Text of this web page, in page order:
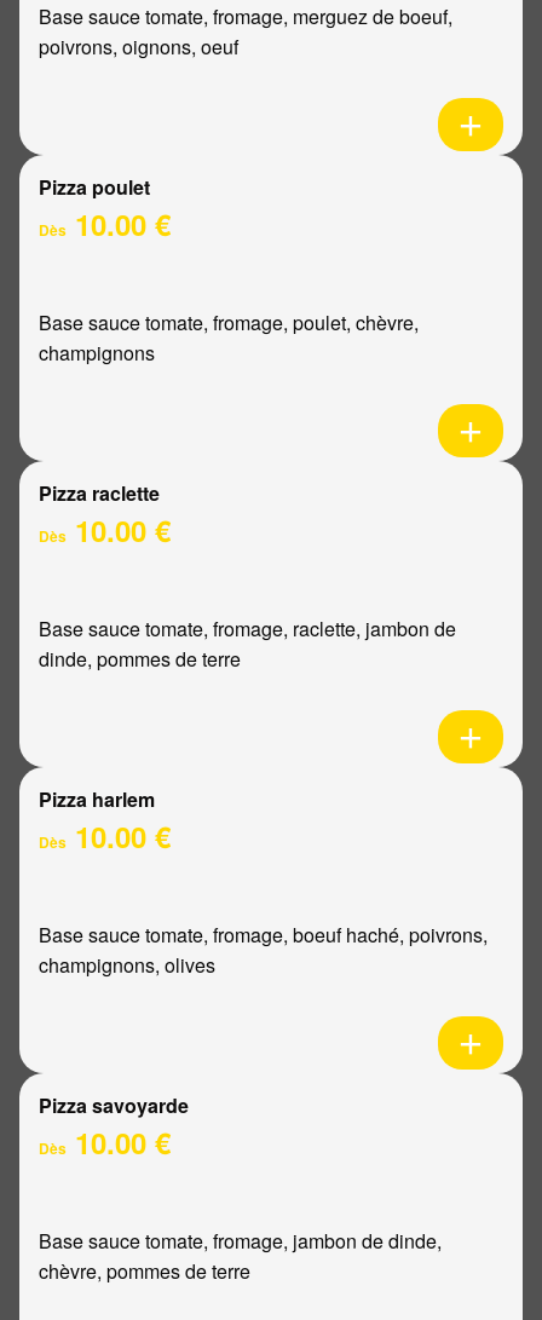
Base sauce tomate, fromage, merguez de boeuf,
poivrons, oignons, oeuf
Pizza poulet
Dès 10.00 €
Base sauce tomate, fromage, poulet, chèvre,
champignons
Pizza raclette
Dès 10.00 €
Base sauce tomate, fromage, raclette, jambon de
dinde, pommes de terre
Pizza harlem
Dès 10.00 €
Base sauce tomate, fromage, boeuf haché, poivrons,
champignons, olives
Pizza savoyarde
Dès 10.00 €
Base sauce tomate, fromage, jambon de dinde,
chèvre, pommes de terre